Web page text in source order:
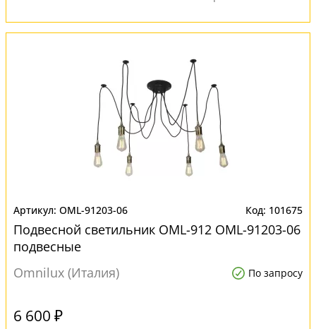
OML-91203-06 101675
Подвесной светильник OML-912 OML-91203-06
подвесные
Omnilux (Италия)
По запросу
6 600 ₽